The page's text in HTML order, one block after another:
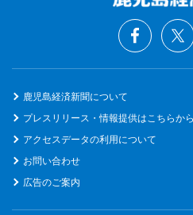
鹿児島経済新聞について
プレスリリース・情報提供はこちらから
アクセスデータの利用について
お問い合わせ
広告のご案内